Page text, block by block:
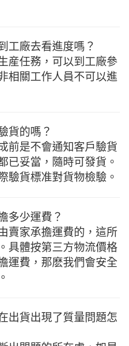
工廠去看進度嗎？
産任務，可以到工廠參
相關工作人員不可以進
貨的嗎？
前是不會通知客戶驗貨
已妥當，隨時可發貨。
驗貨標准對貨物檢驗。
多少運費？
賣家承擔運費的，這所
具體按第三方物流價格
運費，那麽我們會安全
出貨出現了質量問題怎